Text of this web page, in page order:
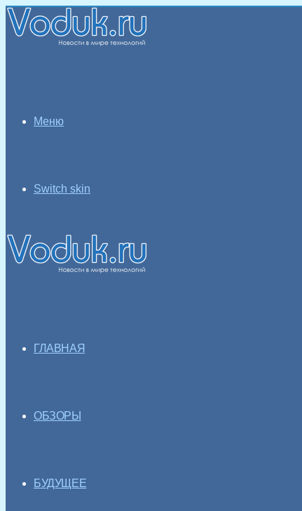
Меню
Switch skin
ГЛАВНАЯ
ОБЗОРЫ
БУДУЩЕЕ